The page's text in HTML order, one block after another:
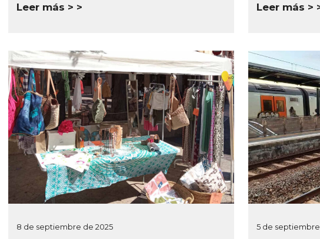
Leer más > Leer más >
8 de septiembre de 2025 5 de